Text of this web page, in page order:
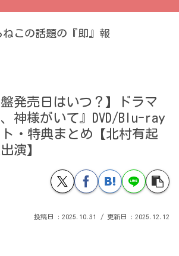
ねこの話題の『即』報
盤発売日はいつ？】ドラマ
、神様がいて』DVD/Blu-ray
ト・特典まとめ【北村有起
演】
2025.10.31 2025.12.12